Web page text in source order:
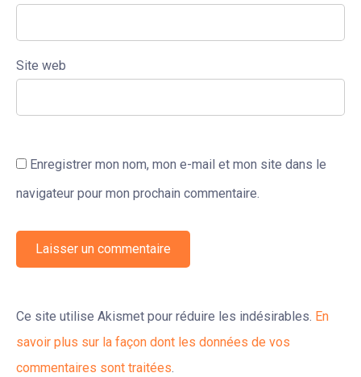
Site web
Enregistrer mon nom, mon e-mail et mon site dans le
navigateur pour mon prochain commentaire.
Ce site utilise Akismet pour réduire les indésirables. En
savoir plus sur la façon dont les données de vos
commentaires sont traitées.